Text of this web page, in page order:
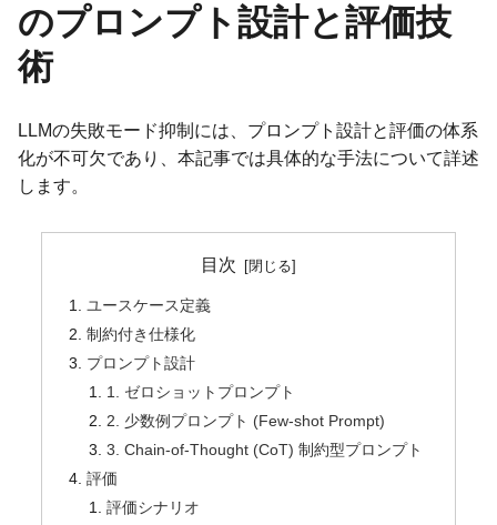
のプロンプト設計と評価技
術
LLMの失敗モード抑制には、プロンプト設計と評価の体系
化が不可欠であり、本記事では具体的な手法について詳述
します。
目次
ユースケース定義
制約付き仕様化
プロンプト設計
1. ゼロショットプロンプト
2. 少数例プロンプト (Few-shot Prompt)
3. Chain-of-Thought (CoT) 制約型プロンプト
評価
評価シナリオ